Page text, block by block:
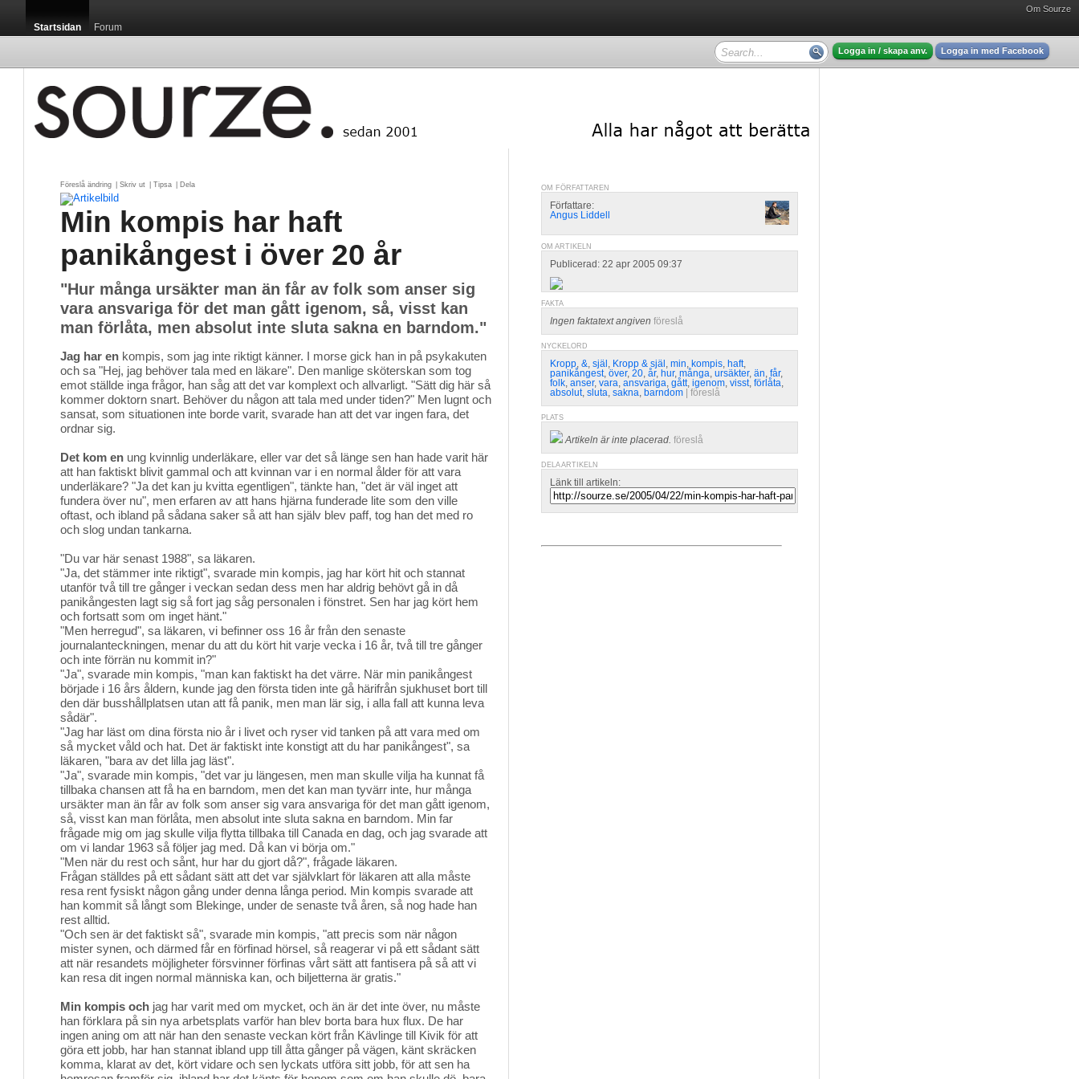
Om Sourze
Startsidan Forum
Logga in / skapa anv. Logga in med Facebook
Föreslå ändring Skriv ut Tipsa Dela
Min kompis har haft
panikångest i över 20 år
"Hur många ursäkter man än får av folk som anser sig
vara ansvariga för det man gått igenom, så, visst kan
man förlåta, men absolut inte sluta sakna en barndom."
Jag har en kompis, som jag inte riktigt känner. I morse gick han in på psykakuten
och sa "Hej, jag behöver tala med en läkare". Den manlige sköterskan som tog
emot ställde inga frågor, han såg att det var komplext och allvarligt. "Sätt dig här så
kommer doktorn snart. Behöver du någon att tala med under tiden?" Men lugnt och
sansat, som situationen inte borde varit, svarade han att det var ingen fara, det
ordnar sig.
Det kom en ung kvinnlig underläkare, eller var det så länge sen han hade varit här
att han faktiskt blivit gammal och att kvinnan var i en normal ålder för att vara
underläkare? "Ja det kan ju kvitta egentligen", tänkte han, "det är väl inget att
fundera över nu", men erfaren av att hans hjärna funderade lite som den ville
oftast, och ibland på sådana saker så att han själv blev paff, tog han det med ro
och slog undan tankarna.
"Du var här senast 1988", sa läkaren.
"Ja, det stämmer inte riktigt", svarade min kompis, jag har kört hit och stannat
utanför två till tre gånger i veckan sedan dess men har aldrig behövt gå in då
panikångesten lagt sig så fort jag såg personalen i fönstret. Sen har jag kört hem
och fortsatt som om inget hänt."
"Men herregud", sa läkaren, vi befinner oss 16 år från den senaste
journalanteckningen, menar du att du kört hit varje vecka i 16 år, två till tre gånger
och inte förrän nu kommit in?"
"Ja", svarade min kompis, "man kan faktiskt ha det värre. När min panikångest
började i 16 års åldern, kunde jag den första tiden inte gå härifrån sjukhuset bort till
den där busshållplatsen utan att få panik, men man lär sig, i alla fall att kunna leva
sådär".
"Jag har läst om dina första nio år i livet och ryser vid tanken på att vara med om
så mycket våld och hat. Det är faktiskt inte konstigt att du har panikångest", sa
läkaren, "bara av det lilla jag läst".
"Ja", svarade min kompis, "det var ju längesen, men man skulle vilja ha kunnat få
tillbaka chansen att få ha en barndom, men det kan man tyvärr inte, hur många
ursäkter man än får av folk som anser sig vara ansvariga för det man gått igenom,
så, visst kan man förlåta, men absolut inte sluta sakna en barndom. Min far
frågade mig om jag skulle vilja flytta tillbaka till Canada en dag, och jag svarade att
om vi landar 1963 så följer jag med. Då kan vi börja om."
"Men när du rest och sånt, hur har du gjort då?", frågade läkaren.
Frågan ställdes på ett sådant sätt att det var självklart för läkaren att alla måste
resa rent fysiskt någon gång under denna långa period. Min kompis svarade att
han kommit så långt som Blekinge, under de senaste två åren, så nog hade han
rest alltid.
"Och sen är det faktiskt så", svarade min kompis, "att precis som när någon
mister synen, och därmed får en förfinad hörsel, så reagerar vi på ett sådant sätt
att när resandets möjligheter försvinner förfinas vårt sätt att fantisera på så att vi
kan resa dit ingen normal människa kan, och biljetterna är gratis."
Min kompis och jag har varit med om mycket, och än är det inte över, nu måste
han förklara på sin nya arbetsplats varför han blev borta bara hux flux. De har
ingen aning om att när han den senaste veckan kört från Kävlinge till Kivik för att
göra ett jobb, har han stannat ibland upp till åtta gånger på vägen, känt skräcken
komma, klarat av det, kört vidare och sen lyckats utföra sitt jobb, för att sen ha
OM FÖRFATTAREN
Författare:
Angus Liddell
OM ARTIKELN
Publicerad: 22 apr 2005 09:37
FAKTA
Ingen faktatext angiven föreslå
NYCKELORD
Kropp, &, själ , Kropp & själ , min, kompis, haft,
panikångest, över, 20, år, hur, många, ursäkter, än, får,
folk, anser, vara, ansvariga, gått, igenom, visst, förlåta,
absolut, sluta, sakna, barndom föreslå
PLATS
Artikeln är inte placerad. föreslå
DELA ARTIKELN
Länk till artikeln: